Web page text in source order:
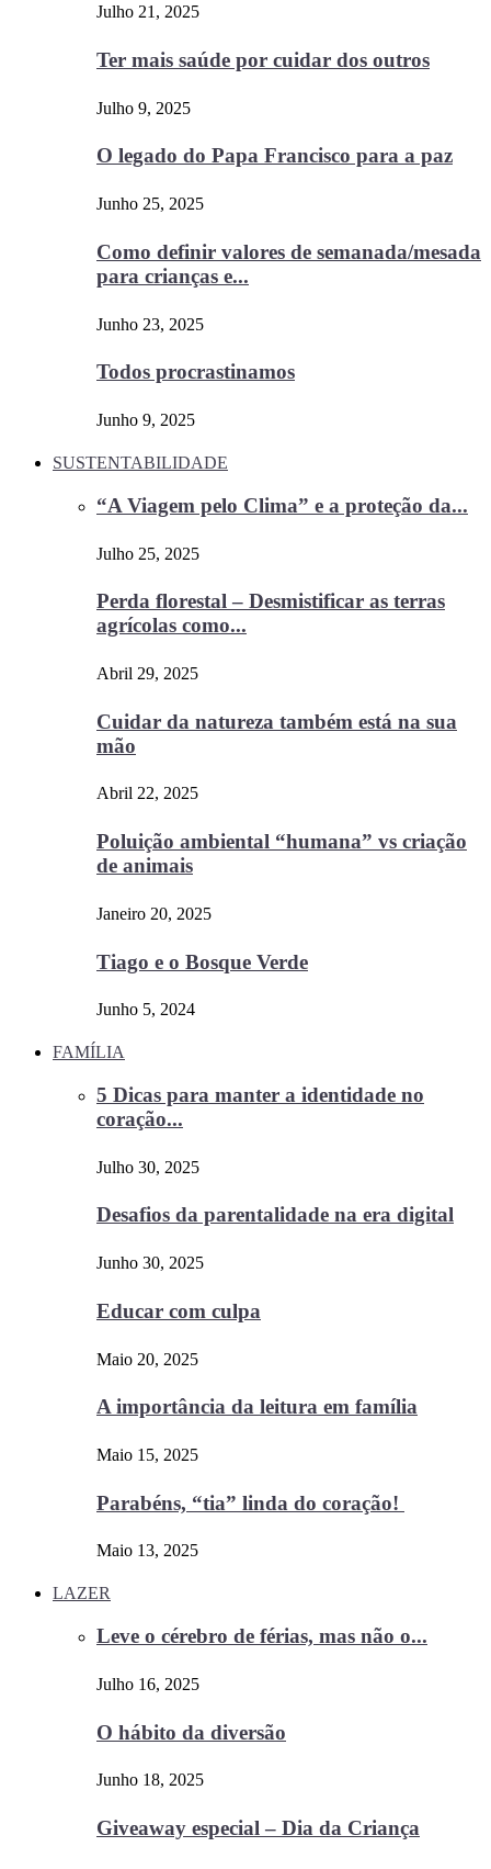
Julho 21, 2025
Ter mais saúde por cuidar dos outros
Julho 9, 2025
O legado do Papa Francisco para a paz
Junho 25, 2025
Como definir valores de semanada/mesada
para crianças e...
Junho 23, 2025
Todos procrastinamos
Junho 9, 2025
SUSTENTABILIDADE
“A Viagem pelo Clima” e a proteção da...
Julho 25, 2025
Perda florestal – Desmistificar as terras
agrícolas como...
Abril 29, 2025
Cuidar da natureza também está na sua
mão
Abril 22, 2025
Poluição ambiental “humana” vs criação
de animais
Janeiro 20, 2025
Tiago e o Bosque Verde
Junho 5, 2024
FAMÍLIA
5 Dicas para manter a identidade no
coração...
Julho 30, 2025
Desafios da parentalidade na era digital
Junho 30, 2025
Educar com culpa
Maio 20, 2025
A importância da leitura em família
Maio 15, 2025
Parabéns, “tia” linda do coração!
Maio 13, 2025
LAZER
Leve o cérebro de férias, mas não o...
Julho 16, 2025
O hábito da diversão
Junho 18, 2025
Giveaway especial – Dia da Criança